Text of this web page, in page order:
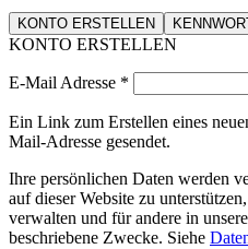
KONTO ERSTELLEN
KONTO ERSTELLEN
E-Mail Adresse *
Ein Link zum Erstellen eines
Mail-Adresse gesendet.
Ihre persönlichen Daten werden
auf dieser Website zu
verwalten und für andere in
beschriebene Zwecke. Siehe